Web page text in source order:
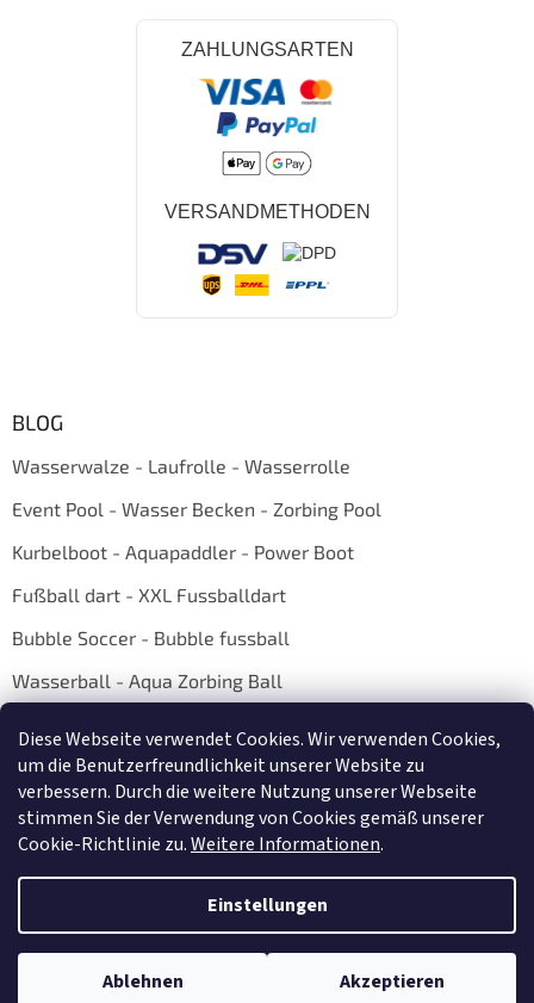
Diese Webseite verwendet Cookies. Wir verwenden Cookies,
um die Benutzerfreundlichkeit unserer Website zu
verbessern. Durch die weitere Nutzung unserer Webseite
stimmen Sie der Verwendung von Cookies gemäß unserer
Cookie-Richtlinie zu.Weitere Informationen.
Einstellungen
Ablehnen Akzeptieren
ZAHLUNGSARTEN
VERSANDMETHODEN
BLOG
Wasserwalze - Laufrolle - Wasserrolle
Event Pool - Wasser Becken - Zorbing Pool
Kurbelboot - Aquapaddler - Power Boot
Fußball dart - XXL Fussballdart
Bubble Soccer - Bubble fussball
Wasserball - Aqua Zorbing Ball
Copyright 2026E-shop AQUAZORBING.DE. Alle Rechte vorbehalten.
Cookie-Einstellungen ändern